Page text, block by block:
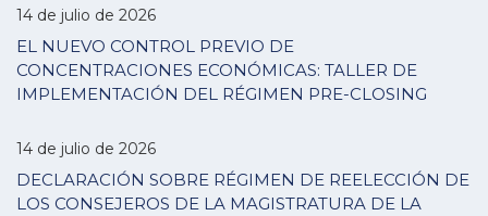
14 de julio de 2026
EL NUEVO CONTROL PREVIO DE
CONCENTRACIONES ECONÓMICAS: TALLER DE
IMPLEMENTACIÓN DEL RÉGIMEN PRE-CLOSING
14 de julio de 2026
DECLARACIÓN SOBRE RÉGIMEN DE REELECCIÓN DE
LOS CONSEJEROS DE LA MAGISTRATURA DE LA